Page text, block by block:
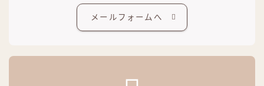
メールフォームへ